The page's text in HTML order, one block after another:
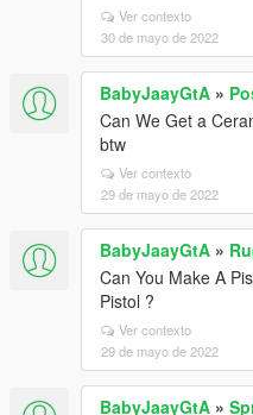
Ver contexto
30 de mayo de 2022
BabyJaayGtA »
Can We Get a
btw
Ver contexto
29 de mayo de 2022
BabyJaayGtA »
Can You Make A
Pistol ?
Ver contexto
29 de mayo de 2022
BabyJaayGtA »